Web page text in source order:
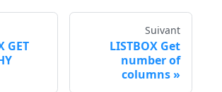
GET
Suivant
LISTBOX Get
number of
columns